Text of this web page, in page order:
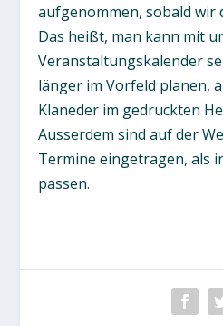
aufgenommen, sobald wir
Das heißt, man kann mit
Veranstaltungskalender
länger im Vorfeld planen,
Klaneder im gedruckten
Ausserdem sind auf der
Termine eingetragen, als
passen.